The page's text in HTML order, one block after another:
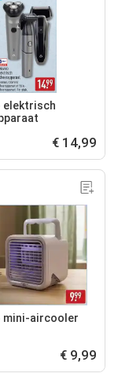
elektrisch
€ 14,99
mini-aircooler
€ 9,99